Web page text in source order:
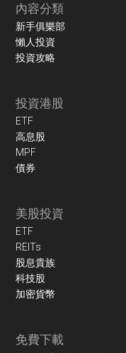
內容分類
新手俱樂部
懶人投資
投資攻略
投資港股
ETF
高息股
MPF
債券
美股投資
ETF
REITs
股息貴族
科技股
加密貨幣
免費下載